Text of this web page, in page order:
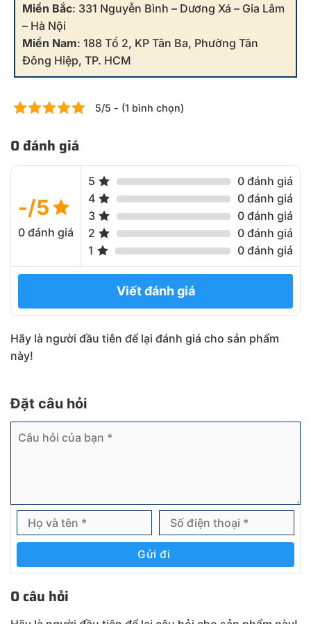
Miền Bắc: 331 Nguyễn Bình – Dương Xá – Gia Lâm
– Hà Nội
Miền Nam: 188 Tổ 2, KP Tân Ba, Phường Tân
Đông Hiệp, TP. HCM
5/5 - (1 bình chọn)
0 đánh giá
-/5
0 đánh giá
5
0 đánh giá
4
0 đánh giá
3
0 đánh giá
2
0 đánh giá
1
0 đánh giá
Viết đánh giá
Hãy là người đầu tiên để lại đánh giá cho sản phẩm
này!
Đặt câu hỏi
Gửi đi
0 câu hỏi